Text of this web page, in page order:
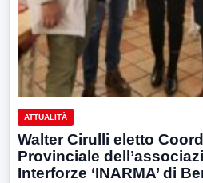
ATTUALITÀ
Walter Cirulli eletto
Provinciale
Interforze ‘INARMA’ di